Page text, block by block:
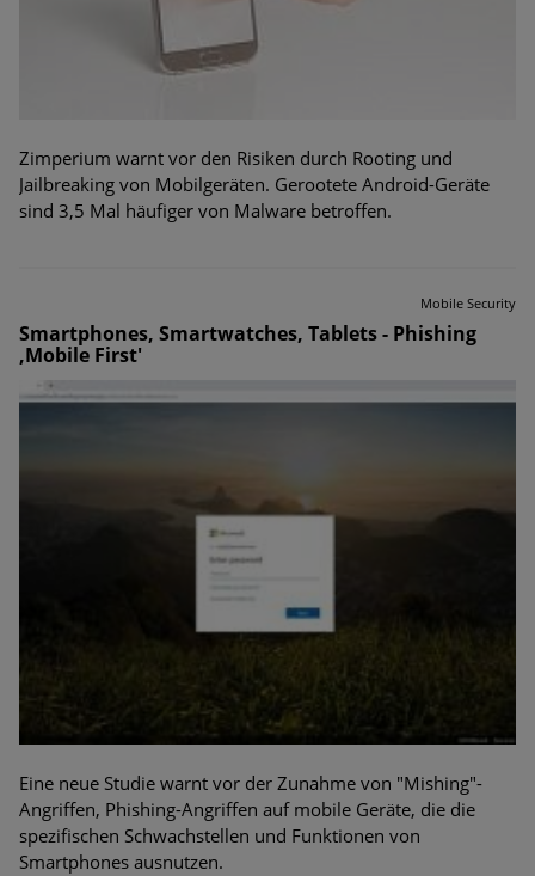
Zimperium warnt vor den Risiken durch Rooting und
Jailbreaking von Mobilgeräten. Gerootete Android-Geräte
sind 3,5 Mal häufiger von Malware betroffen.
Mobile Security
Smartphones, Smartwatches, Tablets - Phishing
,Mobile First'
Eine neue Studie warnt vor der Zunahme von "Mishing"-
Angriffen, Phishing-Angriffen auf mobile Geräte, die die
spezifischen Schwachstellen und Funktionen von
Smartphones ausnutzen.